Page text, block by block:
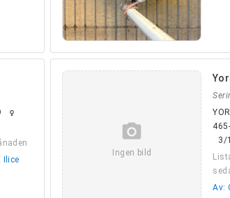
female
Ilice
camera_alt
Ingen bild
3/
Av: